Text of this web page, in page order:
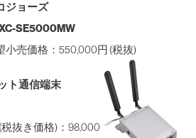
ジョーズ
SE5000MW
小売価格：550,000円 (税抜)
ト通信端末
抜き価格)：98,000